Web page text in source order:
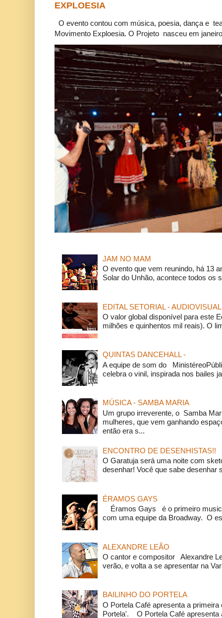
EXPLOESIA
O evento contou com música, poesia, dança e
Movimento Exploesia. O Projeto nasceu em
JAM NO MAM
O evento que vem reunindo, há 13
Solar do Unhão, acontece todos os
EDITAL SETORIAL - AUDIOVISUAL
O valor global disponível para este
milhões e quinhentos mil reais). O
QUINTAS DANCEHALL -
A equipe de som do
celebra o vinil, inspirada nos bailes
MÚSICA - SAMBA MARIA
Um grupo irreverente, o Samba
mulheres, que vem ganhando
então era s...
ENCONTRO DE DESENHISTAS!!
O Garatuja será uma noite com
desenhar! Você que sabe desenhar
ÉRAMOS GAYS
Éramos Gays é o primeiro
com uma equipe da Broadway. O
ALEXANDRE LEÃO
O cantor e compositor Alexandre
verão, e volta a se apresentar na
BAILINHO DO PORTELA
O Portela Café apresenta a
Portela'. O Portela Café apresenta